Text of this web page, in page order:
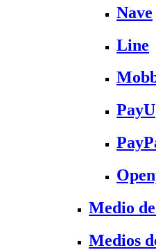
Nave
Line
PayU
Medio
Medios